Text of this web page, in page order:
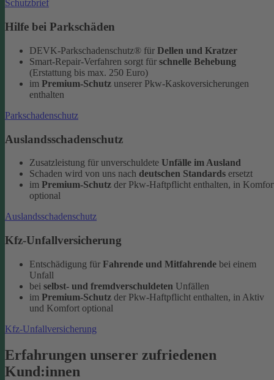
Schutzbrief
Hilfe bei Parkschäden
DEVK-Parkschadenschutz® für Dellen und Kratzer
Smart-Repair-Verfahren sorgt für schnelle Behebung
(Erstattung bis max. 250 Euro)
im Premium-Schutz unserer Pkw-Kaskoversicherungen
enthalten
Parkschadenschutz
Auslandsschadenschutz
Zusatzleistung für unverschuldete Unfälle im Ausland
Schaden wird von uns nach deutschen Standards ersetzt
im Premium-Schutz der Pkw-Haftpflicht enthalten, in
optional
Auslandsschadenschutz
Kfz-Unfallversicherung
Entschädigung für Fahrende und Mitfahrende bei einem
Unfall
bei selbst- und fremdverschuldeten Unfällen
im Premium-Schutz der Pkw-Haftpflicht enthalten, in Aktiv
und Komfort optional
Kfz-Unfallversicherung
Erfahrungen unserer zufriedenen
Kund:innen